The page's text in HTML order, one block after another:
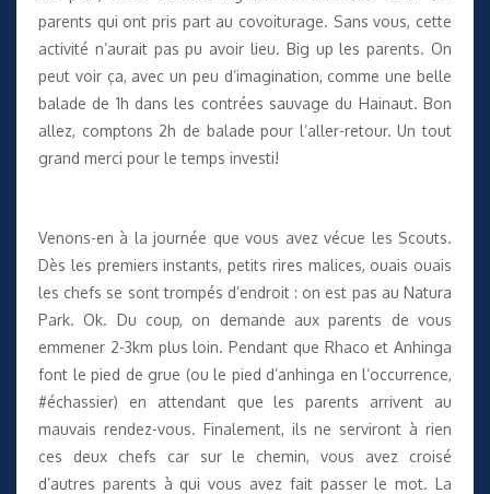
parents qui ont pris part au covoiturage. Sans vous, cette
activité n’aurait pas pu avoir lieu. Big up les parents. On
peut voir ça, avec un peu d’imagination, comme une belle
balade de 1h dans les contrées sauvage du Hainaut. Bon
allez, comptons 2h de balade pour l’aller-retour. Un tout
grand merci pour le temps investi!
Venons-en à la journée que vous avez vécue les Scouts.
Dès les premiers instants, petits rires malices, ouais ouais
les chefs se sont trompés d’endroit : on est pas au Natura
Park. Ok. Du coup, on demande aux parents de vous
emmener 2-3km plus loin. Pendant que Rhaco et Anhinga
font le pied de grue (ou le pied d’anhinga en l’occurrence,
#échassier) en attendant que les parents arrivent au
mauvais rendez-vous. Finalement, ils ne serviront à rien
ces deux chefs car sur le chemin, vous avez croisé
d’autres parents à qui vous avez fait passer le mot. La